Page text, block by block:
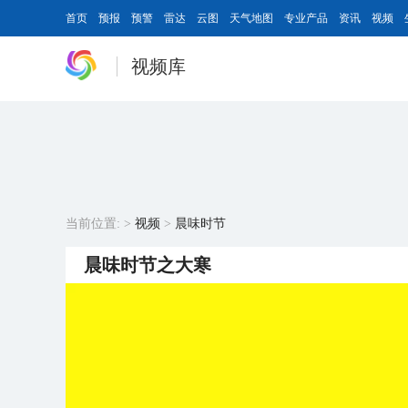
首页 预报 预警 雷达 云图 天气地图 专业产品 资讯 视频
视频库
当前位置: > 视频 > 晨味时节
晨味时节之大寒